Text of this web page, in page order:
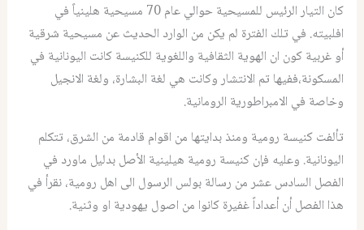
كان التيار الرئيس للمسيحية حوالي عام 70 مسيحية هلينياً في
افلبيته. في تلك الفترة لم يكن من الوارد الحديث عن مسيحية شرقية
أو غربية كون ان الهوية الثقافية واللغوية للكنيسة كانت اليونانية في
المسكونة،ففيها تم الانتشار وكانت هي لغة البشارة، ولغة الانجيل
وخاصة في الامبراطورية الرومانية.
تألفت كنيسة رومية ومنذ بدايتها من اقوام قادمة من الشرق، تتكلم
اليونانية. وعليه فإن كنيسة رومية هيلينية الأصل بدليل ماورد في
الفصل السادس عشر من رسالة بولس الرسول الى اهل رومية، نقرأ في
هذا الفصل أن أعداداً غفيرة كانوا من اصول يهودية او وثنية.